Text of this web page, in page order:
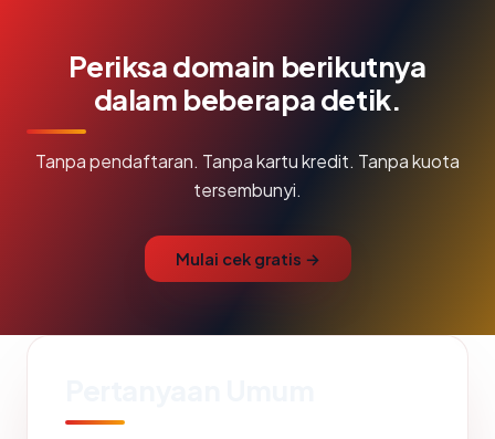
Periksa domain berikutnya
dalam beberapa detik.
Tanpa pendaftaran. Tanpa kartu kredit. Tanpa kuota
tersembunyi.
Mulai cek gratis →